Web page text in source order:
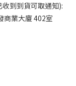
到到貨可取通知):
商業大廈 402室